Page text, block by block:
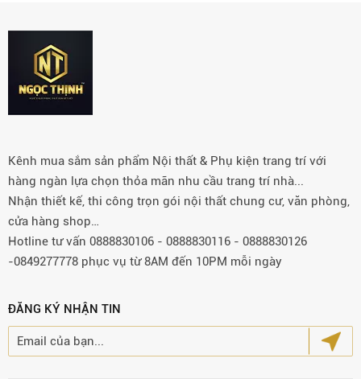
Kênh mua sắm sản phẩm Nội thất & Phụ kiện trang trí với
hàng ngàn lựa chọn thỏa mãn nhu cầu trang trí nhà...
Nhận thiết kế, thi công trọn gói nội thất chung cư, văn phòng,
cửa hàng shop…
Hotline tư vấn 0888830106 - 0888830116 - 0888830126
-0849277778 phục vụ từ 8AM đến 10PM mỗi ngày
ĐĂNG KÝ NHẬN TIN